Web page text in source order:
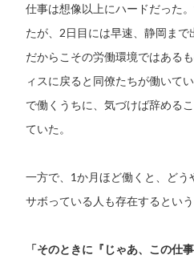
仕事は想像以上にハードだった
たが、2日目には早速、静岡ま
だからこその労働環境ではある
ィスに戻ると同僚たちが働いて
で働くうちに、気づけば辞める
ていた。
一方で、1か月ほど働くと、どう
サボっている人も存在するとい
「そのときに『じゃあ、この仕